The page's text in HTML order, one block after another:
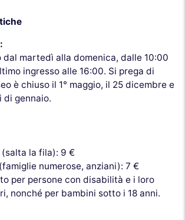
dal martedì alla domenica, dalle 10:00
ingresso alle 16:00. Si prega di
è chiuso il 1° maggio, il 25 dicembre e
di gennaio.
la fila): 9 €
numerose, anziani): 7 €
per persone con disabilità e i loro
nonché per bambini sotto i 18 anni.